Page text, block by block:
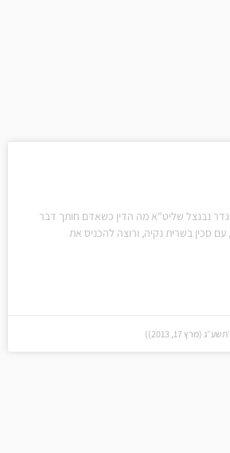
נבנצל שליט"א מה הדין כשאדם חותך דבר
עם סכין בשרית נקיה, ורוצה להכניס את
(מרץ 17, 2013))